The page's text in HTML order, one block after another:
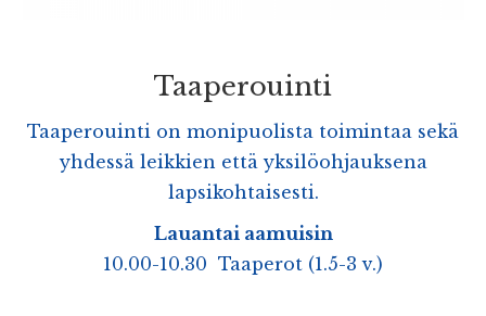
Taaperouinti
Taaperouinti on monipuolista toimintaa sekä
yhdessä leikkien että yksilöohjauksena
lapsikohtaisesti.
Lauantai aamuisin
10.00-10.30 Taaperot (1.5-3 v.)